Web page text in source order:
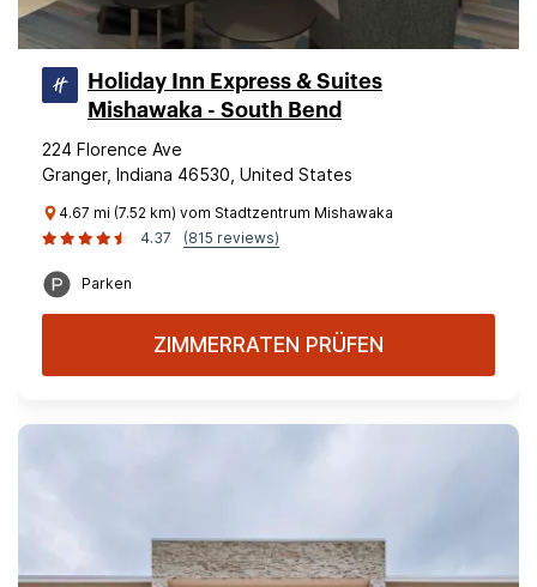
Holiday Inn Express & Suites
Mishawaka - South Bend
224 Florence Ave
Granger, Indiana 46530, United States
4.67 mi (7.52 km) vom Stadtzentrum Mishawaka
4.37
(815 reviews)
Parken
ZIMMERRATEN PRÜFEN